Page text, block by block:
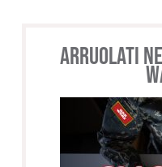
Arruolati